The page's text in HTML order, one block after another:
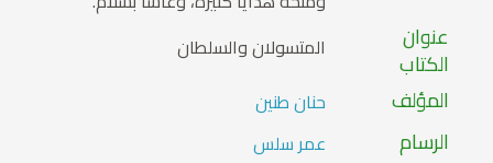
عنوان
الكتاب المتسولان والسلطان
المؤلف حنان طنين
الرسام عمر سلس